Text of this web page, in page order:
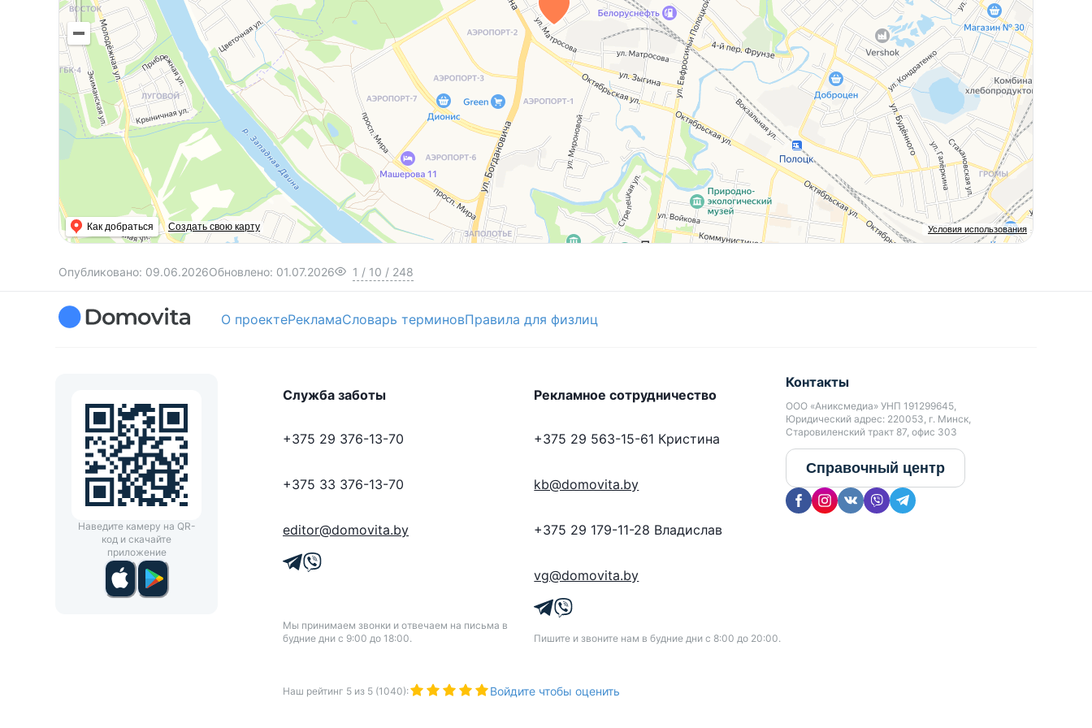
Условия использования
Как добраться Создать свою карту
Опубликовано: 09.06.2026Обновлено: 01.07.2026 1 / 10 / 248
О проектеРекламаСловарь терминовПравила для физлиц
Наведите камеру на QR-
код и скачайте
приложение
Служба заботы
+375 29 376-13-70
+375 33 376-13-70
editor@domovita.by
Мы принимаем звонки и отвечаем на письма в
будние дни с 9:00 до 18:00.
Рекламное сотрудничество
+375 29 563-15-61 Кристина
kb@domovita.by
+375 29 179-11-28 Владислав
vg@domovita.by
Пишите и звоните нам в будние дни с 8:00 до 20:00.
Контакты
ООО «Аниксмедиа» УНП 191299645,
Юридический адрес: 220053, г. Минск,
Старовиленский тракт 87, офис 303
Справочный центр
Наш рейтинг 5 из 5 (1040): Войдите чтобы оценить